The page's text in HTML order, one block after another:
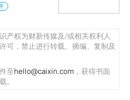
产权为财新传媒及/或相关权利人
可，禁止进行转载、摘编、复制及
至hello@caixin.com ，获得书面
。